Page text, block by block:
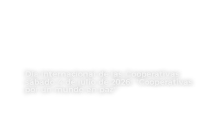
Día Internacional de las Cooperativas